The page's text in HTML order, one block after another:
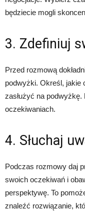
będziecie mogli
3. Zdefiniuj
Przed rozmową
podwyżki. Określ, jakie
zasłużyć na
oczekiwaniach.
4. Słuchaj
Podczas rozmowy daj
swoich oczekiwań i
perspektywę. To
znaleźć rozwiązanie,